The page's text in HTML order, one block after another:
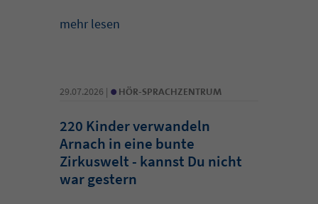
mehr lesen
29.07.2026 | • HÖR-SPRACHZENTRUM
220 Kinder verwandeln
Arnach in eine bunte
Zirkuswelt - kannst Du nicht
war gestern